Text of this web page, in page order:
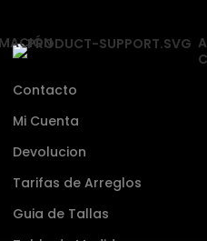
Contacto
Mi Cuenta
Devolucion
Tarifas de Arreglos
Guia de Tallas